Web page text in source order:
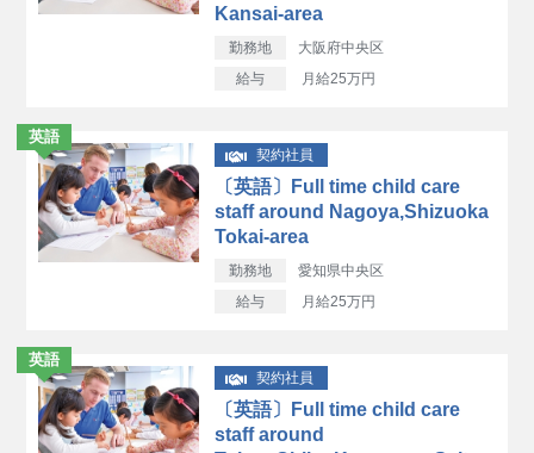
Kansai-area
勤務地
大阪府中央区
給与
月給25万円
英語
契約社員
〔英語〕Full time child care
staff around Nagoya,Shizuoka
Tokai-area
勤務地
愛知県中央区
給与
月給25万円
英語
契約社員
〔英語〕Full time child care
staff around